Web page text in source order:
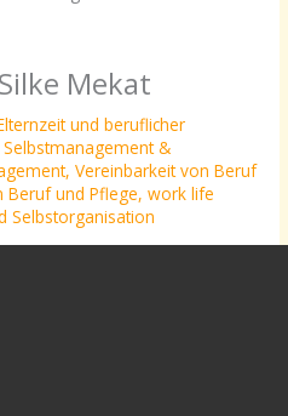
Mekat
und beruflicher
Selbstmanagement &
,Vereinbarkeit von Beruf
Beruf und Pflege,work life
Selbstorganisation